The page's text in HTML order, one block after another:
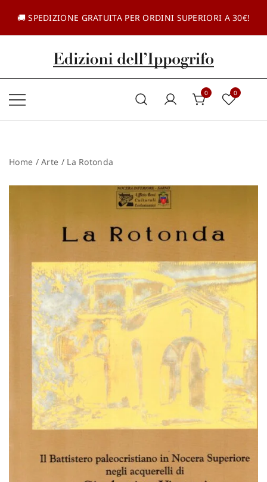
🚚 SPEDIZIONE GRATUITA PER ORDINI SUPERIORI A 30€!
Edizioni dell'Ippogrifo
Casa editrice dal 1985
0 0
Home /Arte / La Rotonda